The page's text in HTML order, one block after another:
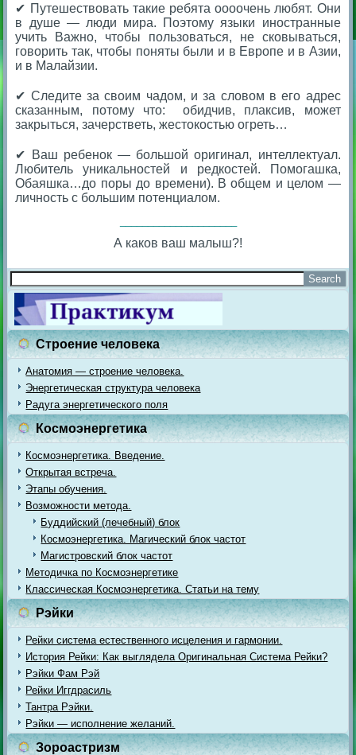
✔ Путешествовать такие ребята оооочень любят. Они
в душе — люди мира. Поэтому языки иностранные
учить Важно, чтобы пользоваться, не сковываться,
говорить так, чтобы поняты были и в Европе и в Азии,
и в Малайзии.
✔ Следите за своим чадом, и за словом в его адрес
сказанным, потому что: обидчив, плаксив, может
закрыться, зачерстветь, жестокостью огреть…
✔ Ваш ребенок — большой оригинал, интеллектуал.
Любитель уникальностей и редкостей. Помогашка,
Обаяшка…до поры до времени). В общем и целом —
личность с большим потенциалом.
А каков ваш малыш?!
Строение человека
Анатомия — строение человека.
Энергетическая структура человека
Радуга энергетического поля
Космоэнергетика
Космоэнергетика. Введение.
Открытая встреча.
Этапы обучения.
Возможности метода.
Буддийский (лечебный) блок
Космоэнергетика. Магический блок частот
Магистровский блок частот
Методичка по Космоэнергетике
Классическая Космоэнергетика. Статьи на тему
Рэйки
Рейки система естественного исцеления и гармонии.
История Рейки: Как выглядела Оригинальная Система Рейки?
Рэйки Фам Рэй
Рейки Иггдрасиль
Тантра Рэйки.
Рэйки — исполнение желаний.
Зороастризм